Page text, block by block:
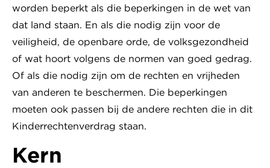
worden beperkt als die beperkingen in de wet van
dat land staan. En als die nodig zijn voor de
veiligheid, de openbare orde, de volksgezondheid
of wat hoort volgens de normen van goed gedrag.
Of als die nodig zijn om de rechten en vrijheden
van anderen te beschermen. Die beperkingen
moeten ook passen bij de andere rechten die in dit
Kinderrechtenverdrag staan.
Kern